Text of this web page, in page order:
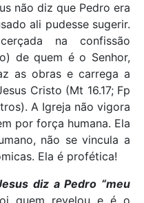
não diz que Pedro era
ali pudesse sugerir.
na confissão
de quem é o Senhor,
as obras e carrega a
Cristo (Mt 16.17; Fp
A Igreja não vigora
por força humana. Ela
não se vincula a
Ela é profética!
diz a Pedro “meu